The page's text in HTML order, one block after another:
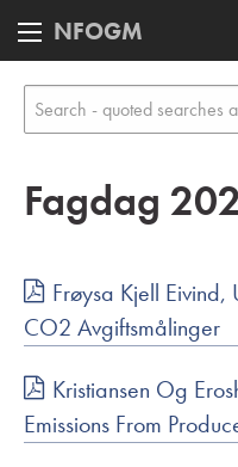
NFOGM
Fagdag
Frøysa Kjell Eivind,
CO2 Avgiftsmålinger
Kristiansen Og
Emissions From